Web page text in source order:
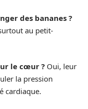
des bananes ?
au petit-
le cœur ? Oui, leur
la pression
cardiaque.